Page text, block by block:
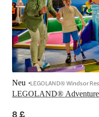
LEGOLAND®
Neu LEGOLAND® Windsor
8 £